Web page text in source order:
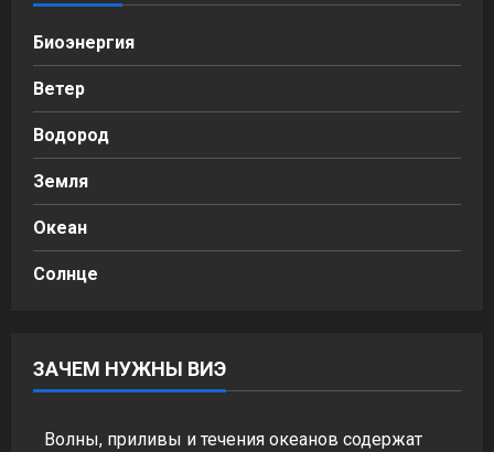
Биоэнергия
Ветер
Водород
Земля
Океан
Солнце
ЗАЧЕМ НУЖНЫ ВИЭ
Волны, приливы и течения океанов содержат